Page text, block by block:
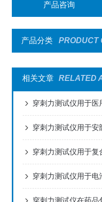
产品咨询
产品分类 PRODUCT
相关文章 RELATED